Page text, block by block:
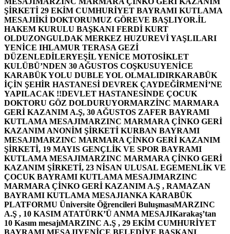
ŞİRKETİ 29 EKİM CUMHURİYET BAYRAMI KUTLAMA
MESAJIİKİ DOKTORUMUZ GÖREVE BAŞLIYOR.İL
HAKEM KURULU BAŞKANI FERDİ KURT
OLDUZONGULDAK MERKEZ HUZUREVİ YAŞLILARI
YENİCE IHLAMUR TERASA GEZİ
DÜZENLEDİLERYEŞİL YENİCE MOTOSİKLET
KULÜBÜ’NDEN 30 AĞUSTOS COŞKUSUYENİCE
KARABÜK YOLU DUBLE YOL OLMALIDIRKARABÜK
İÇİN ŞEHİR HASTANESİ DEVREK ÇAYDEĞİRMENİ’NE
YAPILACAK !!DEVLET HASTANESİNDE ÇOCUK
DOKTORU GÖZ DOLDURUYORMARZİNC MARMARA
GERİ KAZANIM A.Ş, 30 AĞUSTOS ZAFER BAYRAMI
KUTLAMA MESAJIMARZINC MARMARA ÇİNKO GERİ
KAZANIM ANONİM ŞİRKETİ KURBAN BAYRAMI
MESAJIMARZINC MARMARA ÇİNKO GERİ KAZANIM
ŞİRKETİ, 19 MAYIS GENÇLİK VE SPOR BAYRAMI
KUTLAMA MESAJIMARZINC MARMARA ÇİNKO GERİ
KAZANIM ŞİRKETİ, 23 NİSAN ULUSAL EGEMENLİK VE
ÇOCUK BAYRAMI KUTLAMA MESAJIMARZINC
MARMARA ÇİNKO GERİ KAZANIM A.Ş , RAMAZAN
BAYRAMI KUTLAMA MESAJIANKA KARABÜK
PLATFORMU Üniversite Öğrencileri BuluşmasıMARZINC
A.Ş , 10 KASIM ATATÜRK’Ü ANMA MESAJIKarakaş’tan
10 Kasım mesajıMARZINC A.Ş , 29 EKİM CUMHURİYET
BAYRAMI MESAJIYENİCE BELEDİYE BAŞKANI